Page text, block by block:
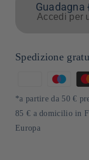
Accedi per
Spedizione
di
pagamento
*a partire da 50 €
85 € a domicilio in
Europa